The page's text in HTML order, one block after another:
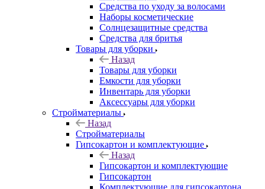
Средства по уходу за волосами
Наборы косметические
Солнцезащитные средства
Средства для бритья
Товары для уборки
Назад
Товары для уборки
Емкости для уборки
Инвентарь для уборки
Аксессуары для уборки
Стройматериалы
Назад
Стройматериалы
Гипсокартон и комплектующие
Назад
Гипсокартон и комплектующие
Гипсокартон
Комплектующие для гипсокартона